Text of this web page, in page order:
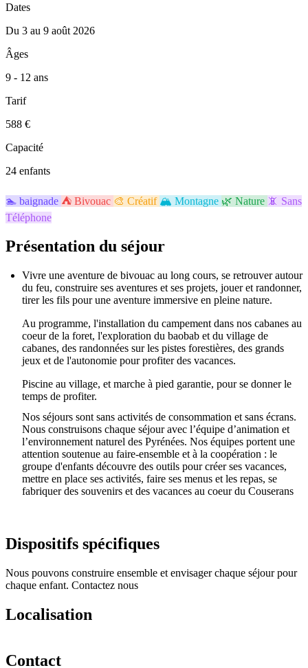
Dates
Du 3 au 9 août 2026
Âges
9 - 12 ans
Tarif
588 €
Capacité
24 enfants
🏊 baignade ⛺ Bivouac 🎨 Créatif 🏔️ Montagne 🌿 Nature 📵 Sans
Téléphone
Présentation du séjour
Vivre une aventure de bivouac au long cours, se retrouver autour
du feu, construire ses aventures et ses projets, jouer et randonner,
tirer les fils pour une aventure immersive en pleine nature.
Au programme, l'installation du campement dans nos cabanes au
coeur de la foret, l'exploration du baobab et du village de
cabanes, des randonnées sur les pistes forestières, des grands
jeux et de l'autonomie pour profiter des vacances.
Piscine au village, et marche à pied garantie, pour se donner le
temps de profiter.
Nos séjours sont sans activités de consommation et sans écrans.
Nous construisons chaque séjour avec l’équipe d’animation et
l’environnement naturel des Pyrénées. Nos équipes portent une
attention soutenue au faire-ensemble et à la coopération : le
groupe d'enfants découvre des outils pour créer ses vacances,
mettre en place ses activités, faire ses menus et les repas, se
fabriquer des souvenirs et des vacances au coeur du Couserans
Dispositifs spécifiques
Nous pouvons construire ensemble et envisager chaque séjour pour
chaque enfant. Contactez nous
Localisation
+
Contact